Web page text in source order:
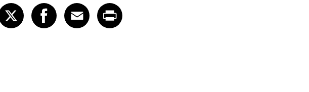
article on LinkedIn
article on X
XShare article on Facebook
Facebook
Share article on Email
Email
Share article on Print